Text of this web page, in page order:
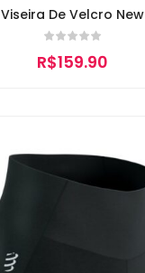
Viseira De Velcro New
R$159.90